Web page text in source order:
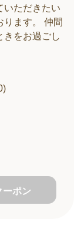
いただきたい
ります。 仲間
きをお過ごし
ーポン